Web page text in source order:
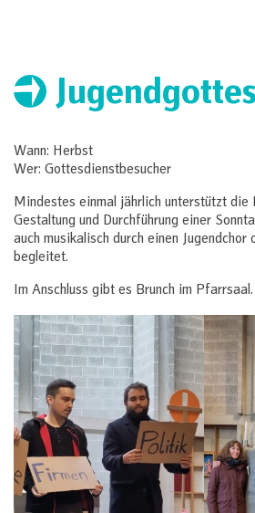
Wann: Herbst
Wer: Gottesdienstbesucher
Mindestes einmal jährlich unterstützt
Gestaltung und Durchführung einer
auch musikalisch durch einen Jugendchor
begleitet.
Im Anschluss gibt es Brunch im Pfarrsaal.